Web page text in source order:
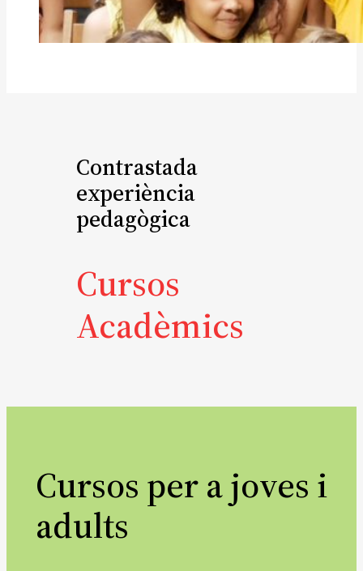
Contrastada
experiència
pedagògica
Cursos
Acadèmics
Cursos per a joves i
adults